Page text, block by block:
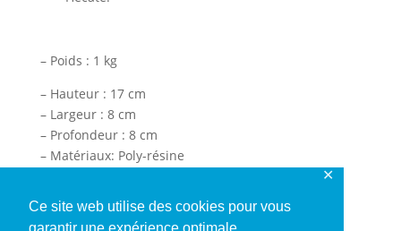
Ce site web utilise des cookies pour vous
garantir une expérience optimale.
✕
– Poids : 1 kg
– Hauteur : 17 cm
– Largeur : 8 cm
– Profondeur : 8 cm
– Matériaux: Poly-résine
– Bougie non incluse
– Séries: Veronese Studio Collection